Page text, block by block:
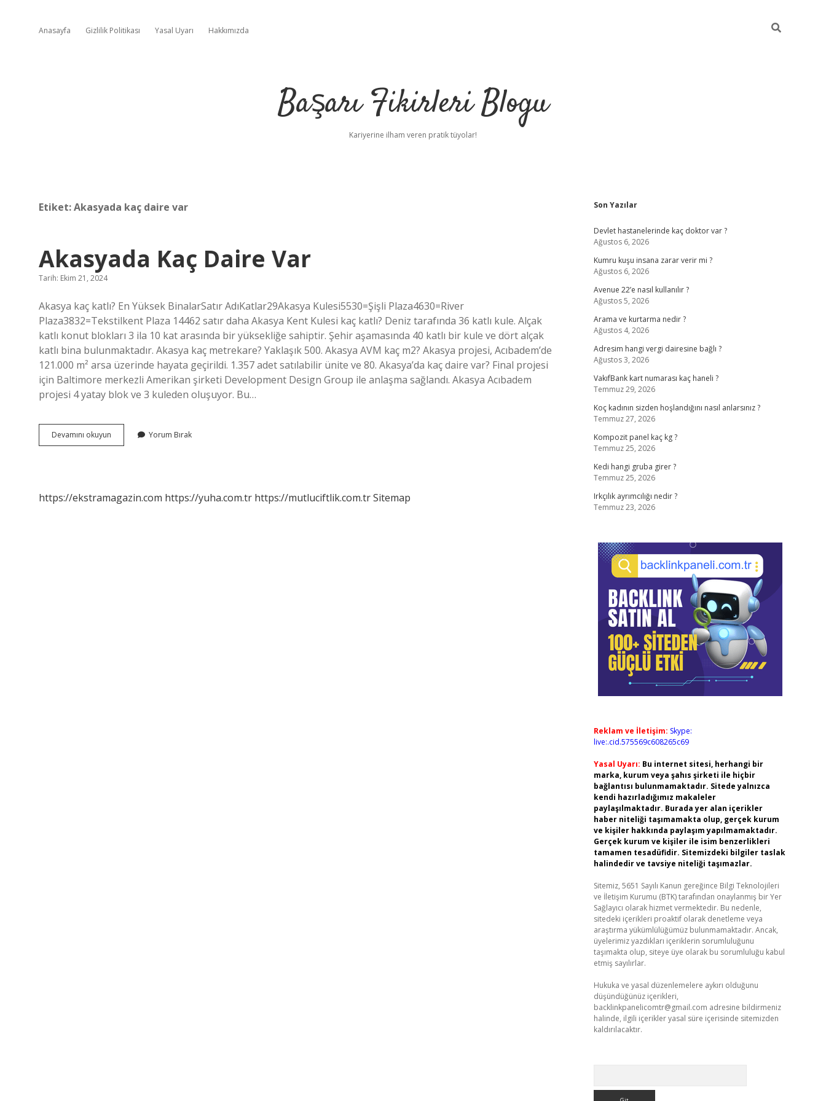
Anasayfa Gizlilik Politikası Yasal Uyarı Hakkımızda
Başarı Fikirleri Blogu
Kariyerine ilham veren pratik tüyolar!
Etiket:Akasyada kaç daire var
Akasyada Kaç Daire Var
Tarih: Ekim 21, 2024
Akasya kaç katlı? En Yüksek BinalarSatır AdıKatlar29Akasya Kulesi5530=Şişli Plaza4630=River
Plaza3832=Tekstilkent Plaza 14462 satır daha Akasya Kent Kulesi kaç katlı? Deniz tarafında 36 katlı kule. Alçak
katlı konut blokları 3 ila 10 kat arasında bir yüksekliğe sahiptir. Şehir aşamasında 40 katlı bir kule ve dört alçak
katlı bina bulunmaktadır. Akasya kaç metrekare? Yaklaşık 500. Akasya AVM kaç m2? Akasya projesi, Acıbadem’de
121.000 m² arsa üzerinde hayata geçirildi. 1.357 adet satılabilir ünite ve 80. Akasya’da kaç daire var? Final projesi
için Baltimore merkezli Amerikan şirketi Development Design Group ile anlaşma sağlandı. Akasya Acıbadem
projesi 4 yatay blok ve 3 kuleden oluşuyor. Bu…
Devamını okuyun Akasyada
Kaç
Yorum Bırak
https://ekstramagazin.com https://yuha.com.tr https://mutluciftlik.com.trSitemap
Sidebar
Son Yazılar
Devlet hastanelerinde kaç doktor var ?
Ağustos 6, 2026
Kumru kuşu insana zarar verir mi ?
Ağustos 6, 2026
Avenue 22’e nasıl kullanılır ?
Ağustos 5, 2026
Arama ve kurtarma nedir ?
Ağustos 4, 2026
Adresim hangi vergi dairesine bağlı ?
Ağustos 3, 2026
VakıfBank kart numarası kaç haneli ?
Temmuz 29, 2026
Koç kadının sizden hoşlandığını nasıl anlarsınız ?
Temmuz 27, 2026
Kompozit panel kaç kg ?
Temmuz 25, 2026
Kedi hangi gruba girer ?
Temmuz 25, 2026
Irkçılık ayrımcılığı nedir ?
Temmuz 23, 2026
Reklam ve İletişim: Skype:
live:.cid.575569c608265c69
Yasal Uyarı: Bu internet sitesi, herhangi bir
marka, kurum veya şahıs şirketi ile hiçbir
bağlantısı bulunmamaktadır. Sitede yalnızca
kendi hazırladığımız makaleler
paylaşılmaktadır. Burada yer alan içerikler
haber niteliği taşımamakta olup, gerçek kurum
ve kişiler hakkında paylaşım yapılmamaktadır.
Gerçek kurum ve kişiler ile isim benzerlikleri
tamamen tesadüfidir. Sitemizdeki bilgiler taslak
halindedir ve tavsiye niteliği taşımazlar.
Sitemiz, 5651 Sayılı Kanun gereğince Bilgi Teknolojileri
ve İletişim Kurumu (BTK) tarafından onaylanmış bir Yer
Sağlayıcı olarak hizmet vermektedir. Bu nedenle,
sitedeki içerikleri proaktif olarak denetleme veya
araştırma yükümlülüğümüz bulunmamaktadır. Ancak,
üyelerimiz yazdıkları içeriklerin sorumluluğunu
taşımakta olup, siteye üye olarak bu sorumluluğu kabul
etmiş sayılırlar.
Hukuka ve yasal düzenlemelere aykırı olduğunu
düşündüğünüz içerikleri,
backlinkpanelicomtr@gmail.com adresine bildirmeniz
halinde, ilgili içerikler yasal süre içerisinde sitemizden
kaldırılacaktır.